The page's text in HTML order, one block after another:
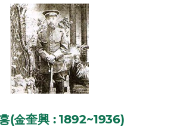
(金奎興 : 1892~1936)